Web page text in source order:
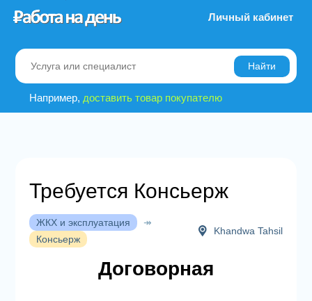
Личный кабинет
Найти
Например, доставить товар покупателю
Требуется Консьерж
ЖКХ и эксплуатация
↠
Консьерж
Khandwa Tahsil
Договорная